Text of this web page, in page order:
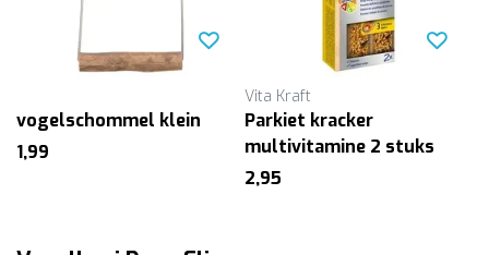
vogelschommel klein
1,99
Vita Kraft
Parkiet kracker
multivitamine 2 stuks
2,95